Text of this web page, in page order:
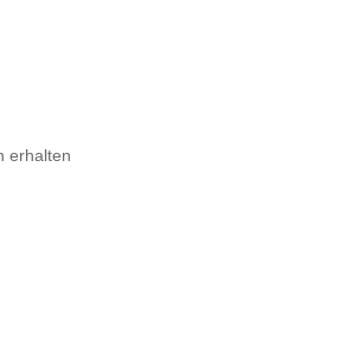
erhalten